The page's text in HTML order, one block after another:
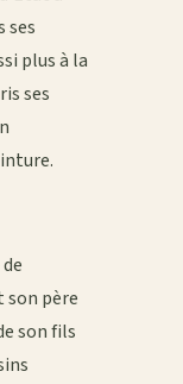
ses
plus à la
ses
son père
son fils